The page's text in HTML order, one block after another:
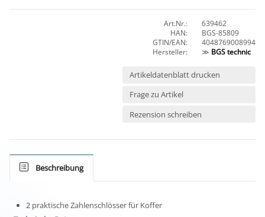
Art.Nr.:
639462
HAN:
BGS-85809
GTIN/EAN:
4048769008994
Hersteller:
≫ BGS technic
Artikeldatenblatt drucken
Frage zu Artikel
Rezension schreiben
Beschreibung
2 praktische Zahlenschlösser für Koffer